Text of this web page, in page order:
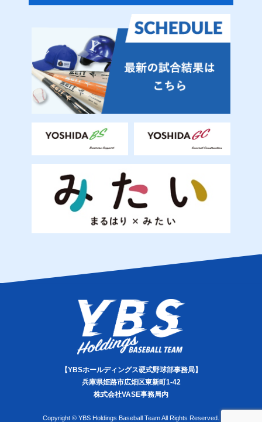
【YBSホールディングス硬式野球部事務局】
兵庫県姫路市広畑区東新町1-42
株式会社VASE事務局内
Copyright © YBS Holdings Baseball Team All Rights Reserved.